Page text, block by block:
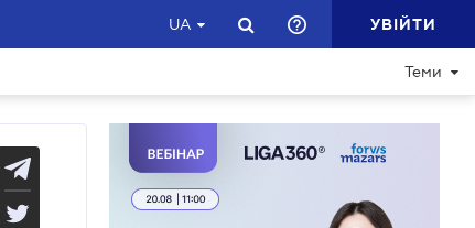
UA УВІЙТИ
Теми